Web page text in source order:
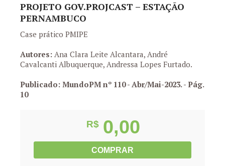
PROJETO GOV.PROJCAST – ESTAÇÃO
PERNAMBUCO
Case prático PMIPE
Autores: Ana Clara Leite Alcantara, André
Cavalcanti Albuquerque, Andressa Lopes Furtado.
Publicado: MundoPM nº 110 - Abr/Mai-2023.- Pág.
10
R$ 0,00
COMPRAR